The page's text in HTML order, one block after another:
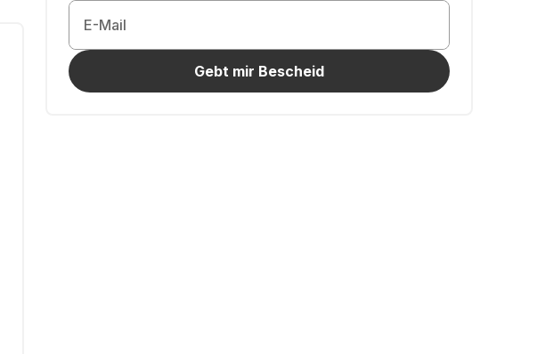
E-Mail
Gebt mir Bescheid